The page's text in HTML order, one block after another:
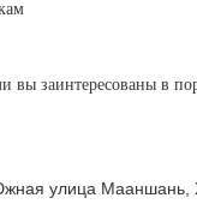
заинтересованы в
улица Мааншань,